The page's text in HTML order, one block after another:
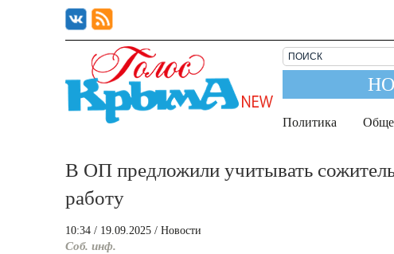
Политика
В ОП предложили учитывать
работу
10:34 / 19.09.2025 / Новости
Соб. инф.